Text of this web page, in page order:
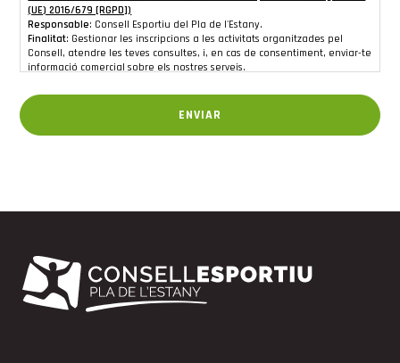
(UE) 2016/679 [RGPD])
Responsable: Consell Esportiu del Pla de l'Estany.
Finalitat: Gestionar les inscripcions a les activitats organitzades pel
Consell, atendre les teves consultes, i, en cas de consentiment, enviar-te
informació comercial sobre els nostres serveis.
escau, consentiment de l'interessat.
: Les teves dades no se cediran a tercers, excepte per
empreses de transport).
ENVIAR